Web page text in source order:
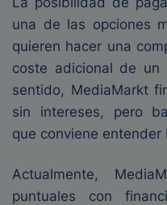
una de las opciones
quieren hacer una
coste adicional de un
sentido, MediaMarkt
sin intereses, pero
que conviene
Actualmente,
puntuales con